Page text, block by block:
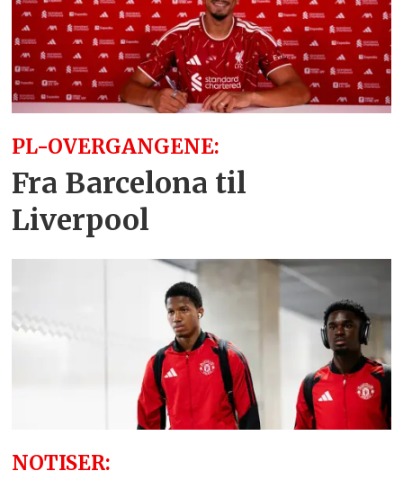
PL-OVERGANGENE:
Fra Barcelona til
Liverpool
NOTISER: